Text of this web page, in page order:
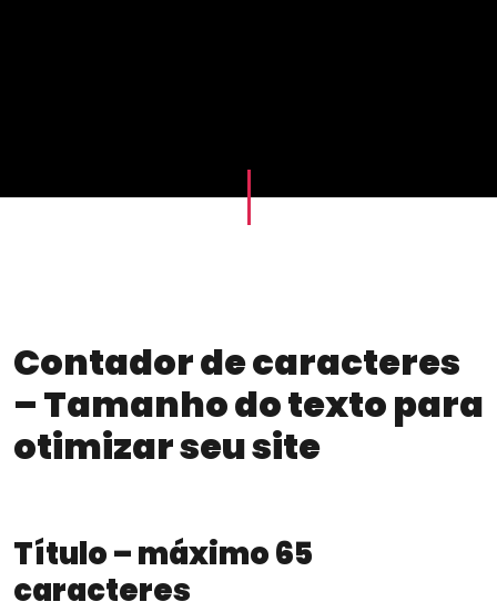
Contador de caracteres
– Tamanho do texto para
otimizar seu site
Título– máximo 65
caracteres